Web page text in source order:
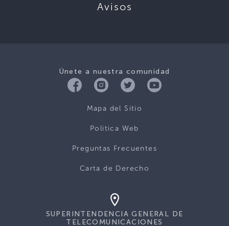
Avisos
Únete a nuestra comunidad
Mapa del Sitio
Politica Web
Preguntas Frecuentes
Carta de Derecho
SUPERINTENDENCIA GENERAL DE
TELECOMUNICACIONES